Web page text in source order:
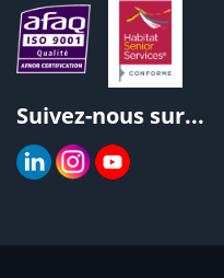
Suivez-nous sur...